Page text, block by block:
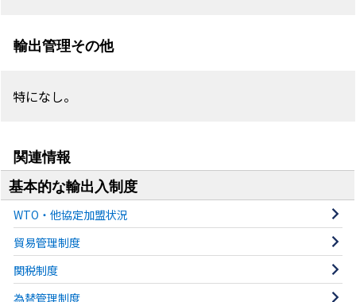
輸出管理その他
特になし。
関連情報
基本的な輸出入制度
WTO・他協定加盟状況
貿易管理制度
関税制度
為替管理制度